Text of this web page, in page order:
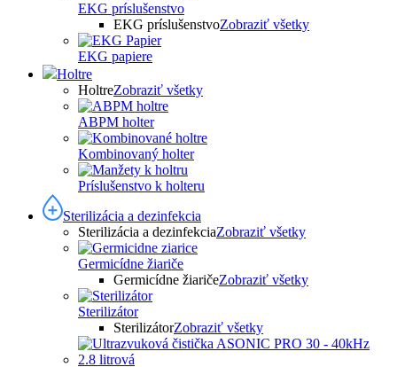
EKG príslušenstvo
EKG príslušenstvoZobraziť všetky
EKG papiere
Holtre
HoltreZobraziť všetky
ABPM holter
Kombinovaný holter
Príslušenstvo k holteru
Sterilizácia a dezinfekcia
Sterilizácia a dezinfekciaZobraziť všetky
Germicídne žiariče
Germicídne žiaričeZobraziť všetky
Sterilizátor
SterilizátorZobraziť všetky